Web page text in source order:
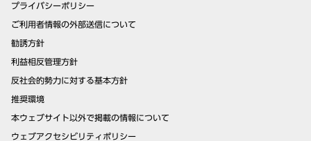
プライバシーポリシー
ご利用者情報の外部送信について
勧誘方針
利益相反管理方針
反社会的勢力に対する基本方針
推奨環境
本ウェブサイト以外で掲載の情報について
ウェブアクセシビリティポリシー